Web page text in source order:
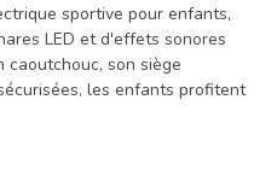
sportive pour enfants,
LED et d'effets sonores
caoutchouc, son siège
les enfants profitent